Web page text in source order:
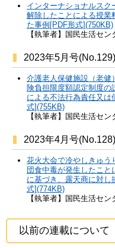
インターナショナルスク
解除したことによる授業
た事例[PDF形式](750KB)
【執筆者】国民生活セ
2023年5月号(No.129)
介護老人保健施設（老健
険負担限度額認定制度の
による不法行為責任又
式](755KB)
【執筆者】国民生活セ
2023年4月号(No.128)
花火大会で冷やしきゅう
団食中毒が発生したこ
に基づき、露天商に対
式](774KB)
【執筆者】国民生活セ
以前の連載について